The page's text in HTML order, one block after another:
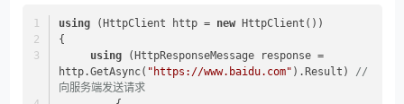
using (HttpClient http = new HttpClient())
{
using (HttpResponseMessage response =
http.GetAsync( "https://www.baidu.com" ).Result) //
向服务端发送请求